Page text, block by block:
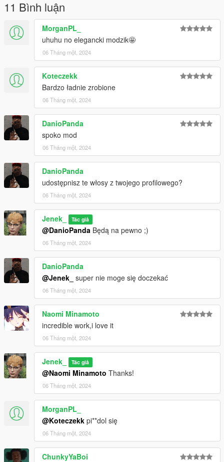
11 Bình luận
MorganPL_
uhuhu no elegancki modzik🤩
06 Tháng một, 2024
Koteczekk
Bardzo ładnie zrobione
06 Tháng một, 2024
DanioPanda
spoko mod
06 Tháng một, 2024
DanioPanda
udostępnisz te włosy z twojego profilowego?
06 Tháng một, 2024
Jenek_ Tác giả
@DanioPanda Będą na pewno ;)
06 Tháng một, 2024
DanioPanda
@Jenek_ super nie moge się doczekać
06 Tháng một, 2024
Naomi Minamoto
incredible work,i love it
06 Tháng một, 2024
Jenek_ Tác giả
@Naomi Minamoto Thanks!
06 Tháng một, 2024
MorganPL_
@Koteczekk pi**dol się
06 Tháng một, 2024
ChunkyYaBoi